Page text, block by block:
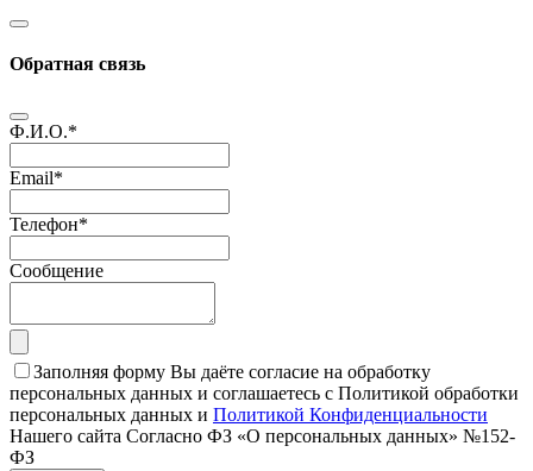
Обратная связь
Ф.И.О.*
Email*
Телефон*
Сообщение
Заполняя форму Вы даёте согласие на обработку
персональных данных и соглашаетесь с Политикой обработки
персональных данных и Политикой Конфиденциальности
Нашего сайта Согласно ФЗ «О персональных данных» №152-
ФЗ